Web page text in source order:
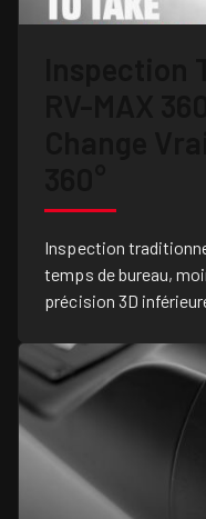
Inspection
temps de bureau,
précision 3D